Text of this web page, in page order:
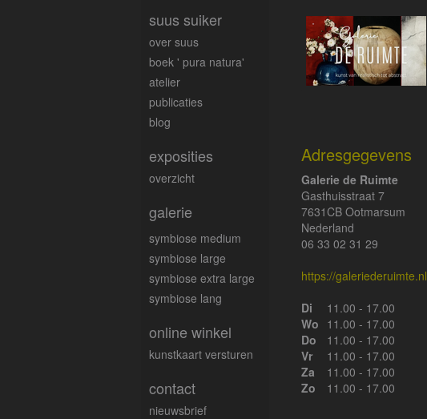
Adresgegevens
Galerie de Ruimte
Gasthuisstraat 7
7631CB Ootmarsum
Nederland
06 33 02 31 29
https://galeriederuimte.nl
Di
11.00 - 17.00
Wo 11.00 - 17.00
Do
11.00 - 17.00
Vr
11.00 - 17.00
Za
11.00 - 17.00
Zo
11.00 - 17.00
suus suiker
over suus
boek ' pura natura'
atelier
publicaties
blog
exposities
overzicht
galerie
symbiose medium
symbiose large
symbiose extra large
symbiose lang
online winkel
kunstkaart versturen
contact
nieuwsbrief